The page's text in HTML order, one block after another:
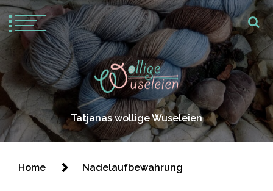
Tatjanas wollige Wuseleien
Home Nadelaufbewahrung